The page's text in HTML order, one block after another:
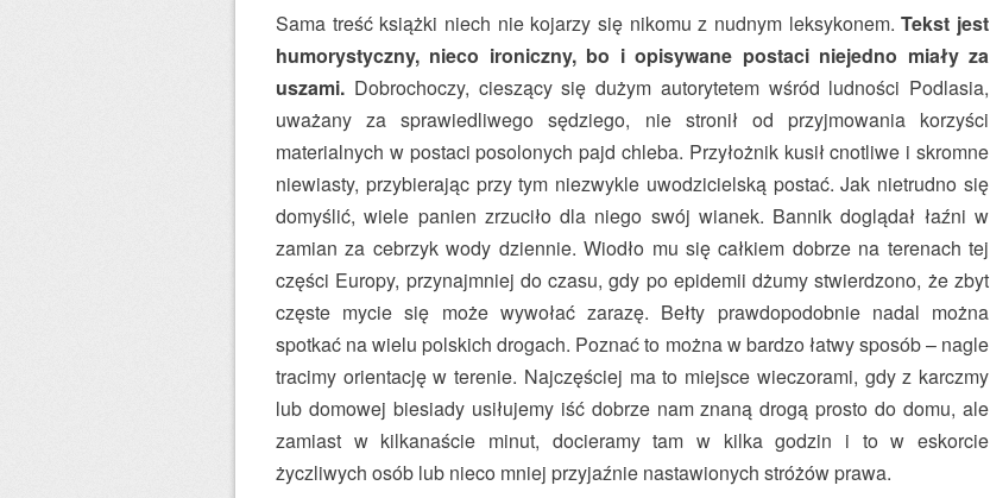
Sama treść książki niech nie kojarzy się nikomu z nudnym leksykonem.Tekst jest
humorystyczny, nieco ironiczny, bo i opisywane postaci niejedno miały za
uszami. Dobrochoczy, cieszący się dużym autorytetem wśród ludności Podlasia,
uważany za sprawiedliwego sędziego, nie stronił od przyjmowania korzyści
materialnych w postaci posolonych pajd chleba. Przyłożnik kusił cnotliwe i skromne
niewiasty, przybierając przy tym niezwykle uwodzicielską postać. Jak nietrudno się
domyślić, wiele panien zrzuciło dla niego swój wianek. Bannik doglądał łaźni w
zamian za cebrzyk wody dziennie. Wiodło mu się całkiem dobrze na terenach tej
części Europy, przynajmniej do czasu, gdy po epidemii dżumy stwierdzono, że zbyt
częste mycie się może wywołać zarazę. Bełty prawdopodobnie nadal można
spotkać na wielu polskich drogach. Poznać to można w bardzo łatwy sposób – nagle
tracimy orientację w terenie. Najczęściej ma to miejsce wieczorami, gdy z karczmy
lub domowej biesiady usiłujemy iść dobrze nam znaną drogą prosto do domu, ale
zamiast w kilkanaście minut, docieramy tam w kilka godzin i to w eskorcie
życzliwych osób lub nieco mniej przyjaźnie nastawionych stróżów prawa.